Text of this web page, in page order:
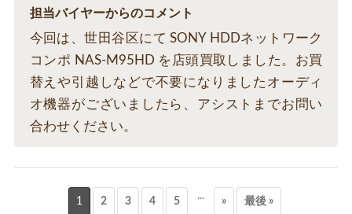
担当バイヤーからのコメント
今回は、世田谷区にて SONY HDDネットワーク
コンポ NAS-M95HD を店頭買取しました。お買
替えや引越しなどで不要になりましたオーディ
オ機器がございましたら、アシストまでお問い
合わせください。
1 2 3 4 5 ... » 最後 »